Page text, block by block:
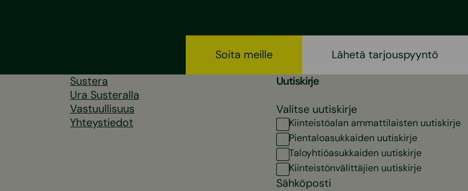
Soita meille
Lähetä tarjouspyyntö
Sustera
Ura Susteralla
Vastuullisuus
Yhteystiedot
Uutiskirje
Valitse uutiskirje
Kiinteistöalan ammattilaisten uutiskirje
Pientaloasukkaiden uutiskirje
Taloyhtiöasukkaiden uutiskirje
Kiinteistönvälittäjien uutiskirje
Sähköposti